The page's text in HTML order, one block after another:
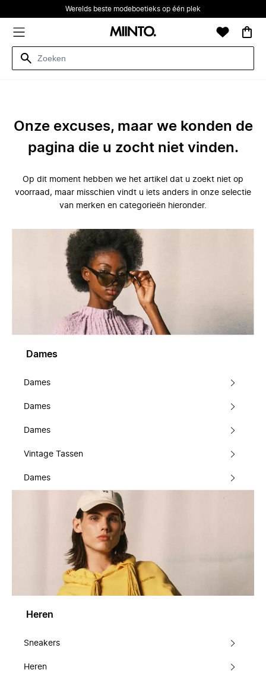
Werelds beste modeboetieks op één plek
Onze excuses, maar we konden de
pagina die u zocht niet vinden.
Op dit moment hebben we het artikel dat u zoekt niet op
voorraad, maar misschien vindt u iets anders in onze selectie
van merken en categorieën hieronder.
Dames
Dames
Dames
Dames
Vintage Tassen
Dames
Heren
Sneakers
Heren